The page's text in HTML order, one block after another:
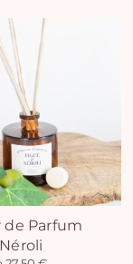
de Parfum